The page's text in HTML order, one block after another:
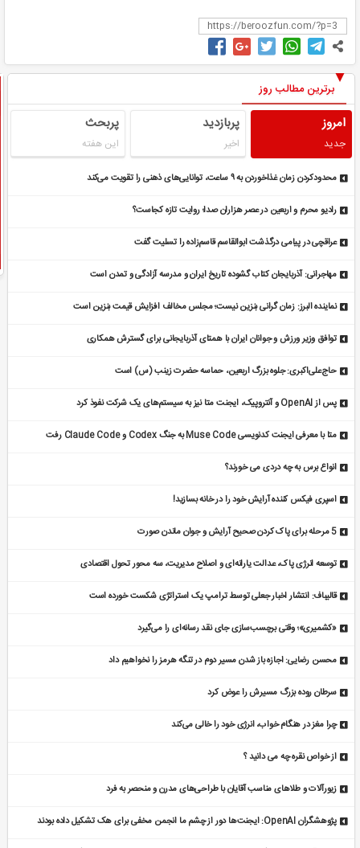
برترین مطالب روز
امروز
جدید
پربازدید
اخیر
پربحث
این هفته
محدودکردن زمان غذاخوردن به ۹ ساعت، توانایی‌های ذهنی را تقویت می‌کند
رادیو محرم و اربعین در عصر هزاران صدا؛ روایت تازه کجاست؟
عراقچی در پیامی درگذشت ابوالقاسم قاسم‌زاده را تسلیت گفت
مهاجرانی: آذربایجان کتاب گشوده تاریخ ایران و مدرسه آزادگی و تمدن است
نماینده البرز: زمان گرانی بنزین نیست؛ مجلس مخالف افزایش قیمت بنزین است
توافق وزیر ورزش و جوانان ایران با همتای آذربایجانی برای گسترش همکاری
حاج‌علی‌اکبری: جلوه بزرگ اربعین، حماسه حضرت زینب (س) است
پس از OpenAI و آنتروپیک، ایجنت متا نیز به سیستم‌های یک شرکت نفوذ کرد
متا با معرفی ایجنت کدنویسی Muse Code به جنگ Codex و Claude Code رفت
انواع برس به چه دردی می خورند؟
اسپری فیکس کننده آرایش خود را در خانه بسازید!
5 مرحله برای پاک کردن صحیح آرایش و جوان ماندن صورت
توسعه انرژی پاک، عدالت یارانه‌ای و اصلاح مدیریت، سه محور تحول اقتصادی
قالیباف: انتشار اخبار جعلی توسط ترامپ یک استراتژی شکست خورده است
«کشمیری»؛ وقتی برچسب‌سازی جای نقد رسانه‌ای را می‌گیرد
محسن رضایی: اجازه باز شدن مسیر دوم در تنگه هرمز را نخواهیم داد
سرطان روده بزرگ مسیرش را عوض کرد
چرا مغز در هنگام خواب، انرژی خود را خالی می‌کند
از خواص نقره چه می دانید ؟
زیورآلات و طلاهای مناسب آقایان با طراحی‌های مدرن و منحصر به فرد
پژوهشگران OpenAI: ایجنت‌ها دور از چشم ما انجمن مخفی برای هک تشکیل داده بودند